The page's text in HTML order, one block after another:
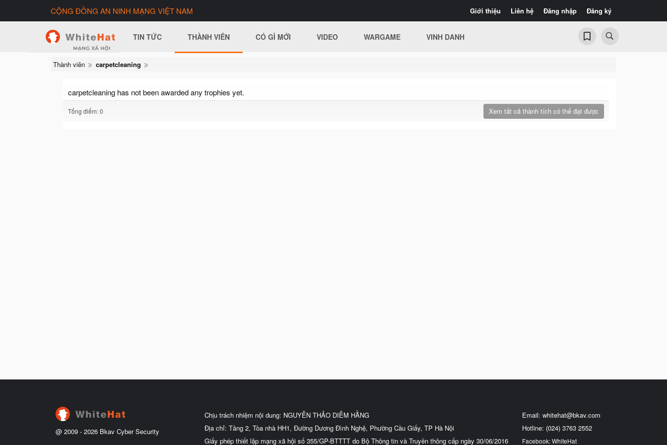
Giới thiệu Liên hệ Đăng nhập Đăng ký
CỘNG ĐỒNG AN NINH MẠNG VIỆT NAM
TIN TỨC THÀNH VIÊN CÓ GÌ MỚI VIDEO WARGAME VINH DANH
Thành viên carpetcleaning
carpetcleaning has not been awarded any trophies yet.
Tổng điểm: 0 Xem tất cả thành tích có thể đạt được
@ 2009 - 2026 Bkav Cyber Security
Chịu trách nhiệm nội dung: NGUYỄN THẢO DIỄM HẰNG
Địa chỉ: Tầng 2, Tòa nhà HH1, Đường Dương Đình Nghệ, Phường Cầu Giấy, TP Hà Nội
Giấy phép thiết lập mạng xã hội số 355/GP-BTTTT do Bộ Thông tin và Truyền thông cấp ngày 30/06/2016
Email: whitehat@bkav.com
Hotline: (024) 3763 2552
Facebook: WhiteHat